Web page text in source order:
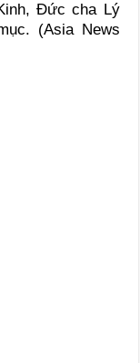
Đức cha Lý
(Asia News